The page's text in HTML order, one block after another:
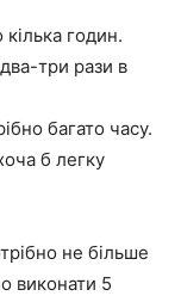
годин.
три рази в
багато часу.
б легку
не більше
виконати 5